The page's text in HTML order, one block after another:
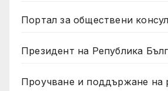
Портал за обществени
Президент на Република
Проучване и поддържане на